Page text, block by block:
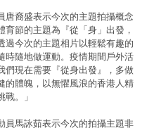
唐裔盛表示今次的主題拍攝概念
育節的主題為『從「身」出發，
過今次的主題相片以輕鬆有趣的
時隨地做運動。疫情期間戶外活
們現在需要『從身出發』，多做
的體魄，以無懼風浪的香港人精
。」
員馬詠茹表示今次的拍攝主題非